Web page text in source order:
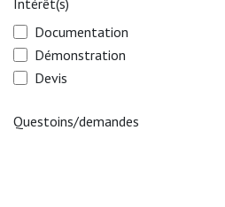
Intérêt(s)
Documentation
Démonstration
Devis
Questoins/demandes